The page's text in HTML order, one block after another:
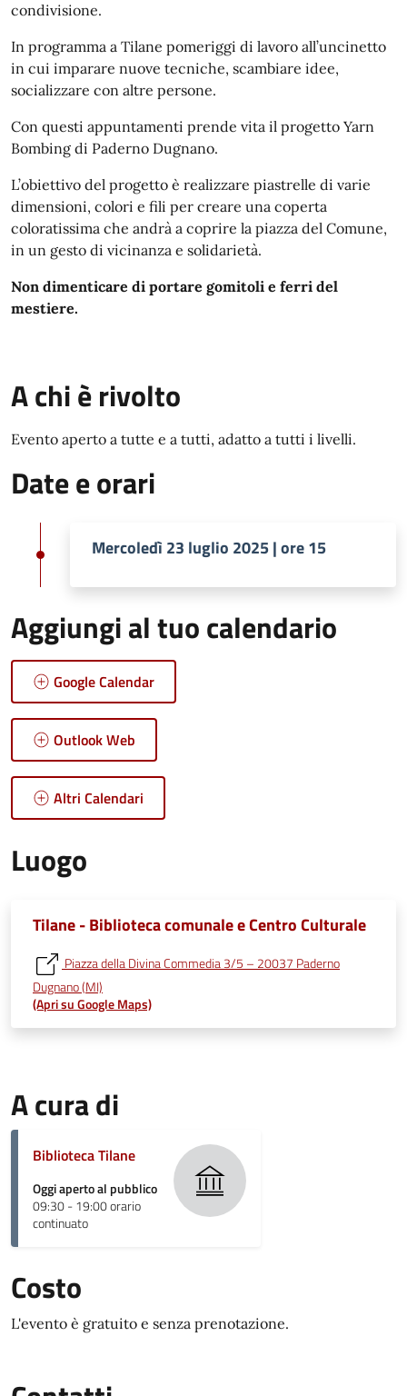
condivisione.
In programma a Tilane pomeriggi di lavoro all’uncinetto
in cui imparare nuove tecniche, scambiare idee,
socializzare con altre persone.
Con questi appuntamenti prende vita il progetto Yarn
Bombing di Paderno Dugnano.
L’obiettivo del progetto è realizzare piastrelle di varie
dimensioni, colori e fili per creare una coperta
coloratissima che andrà a coprire la piazza del Comune,
in un gesto di vicinanza e solidarietà.
Non dimenticare di portare gomitoli e ferri del
mestiere.
A chi è rivolto
Evento aperto a tutte e a tutti, adatto a tutti i livelli.
Date e orari
Mercoledì 23 luglio 2025 | ore 15
Aggiungi al tuo calendario
Google Calendar
Outlook Web
Altri Calendari
Luogo
Tilane - Biblioteca comunale e Centro Culturale
Piazza della Divina Commedia 3/5 – 20037 Paderno
Dugnano (MI)
(Apri su Google Maps)
A cura di
Biblioteca Tilane
Oggi aperto al pubblico
09:30 - 19:00 orario
continuato
Costo
L'evento è gratuito e senza prenotazione.